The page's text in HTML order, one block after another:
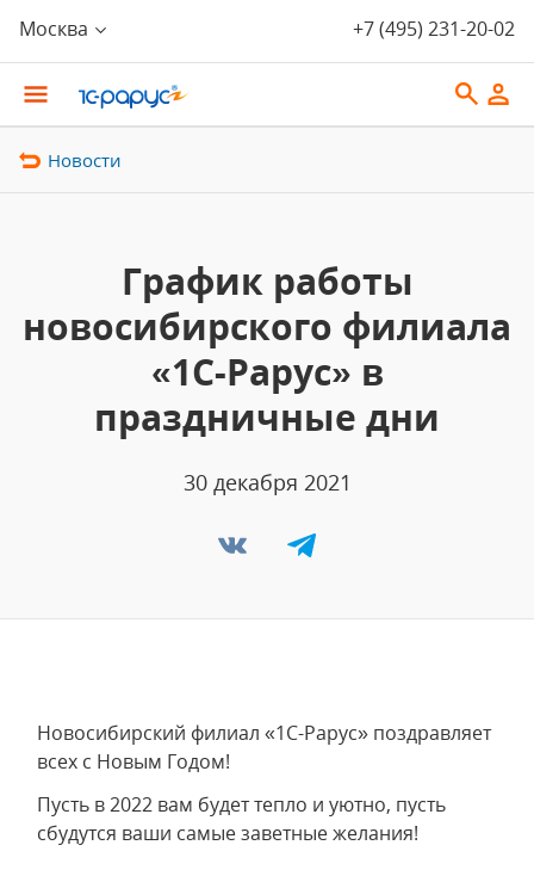
Москва +7 (495) 231-20-02
Новости
График работы
новосибирского филиала
«1С-Рарус» в
праздничные дни
30 декабря 2021
Новосибирский филиал «1С-Рарус» поздравляет
всех с Новым Годом!
Пусть в 2022 вам будет тепло и уютно, пусть
сбудутся ваши самые заветные желания!